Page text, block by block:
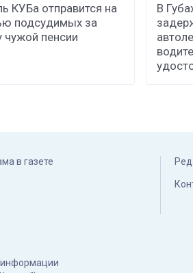
КУБа отправится на
подсудимых за
чужой пенсии
В
в газете
информации